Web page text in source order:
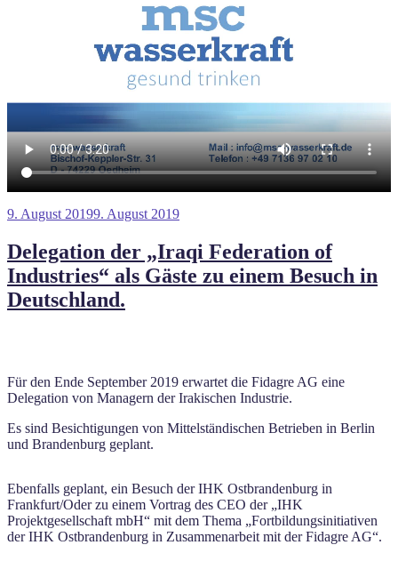
Veröffentlicht
9. August 20199. August 2019
Delegation der „Iraqi Federation of
Industries“ als Gäste zu einem Besuch in
Deutschland.
Für den Ende September 2019 erwartet die Fidagre AG eine
Delegation von Managern der Irakischen Industrie.
Es sind Besichtigungen von Mittelständischen Betrieben in Berlin
und Brandenburg geplant.
Ebenfalls geplant, ein Besuch der IHK Ostbrandenburg in
Frankfurt/Oder zu einem Vortrag des CEO der „IHK
Projektgesellschaft mbH“ mit dem Thema „Fortbildungsinitiativen
der IHK Ostbrandenburg in Zusammenarbeit mit der Fidagre AG“.